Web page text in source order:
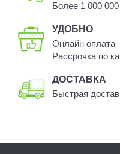
Более 1 000
УДОБНО
Онлайн оплата
Рассрочка по
ДОСТАВКА
Быстрая